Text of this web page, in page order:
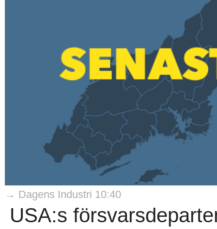
→ Dagens Industri 10:40
USA:s